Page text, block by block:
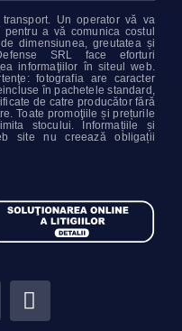
Un operator vă va
a vă comunica costul
dimensiunea, greutatea și
SRL face eforturi
informaţiilor în siteul web.
fotografia are caracter
în pachetele standard,
de catre producător fără
Toate promoţiile și prețurile
stocului. Informațiile și
site nu creează obligații